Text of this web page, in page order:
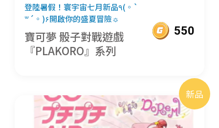
登陸暑假！寰宇宙七月新品٩(◦`
꒳´◦)۶開啟你的盛夏冒險☼
寶可夢 骰子對戰遊戲
『PLAKORO』系列
550
新品